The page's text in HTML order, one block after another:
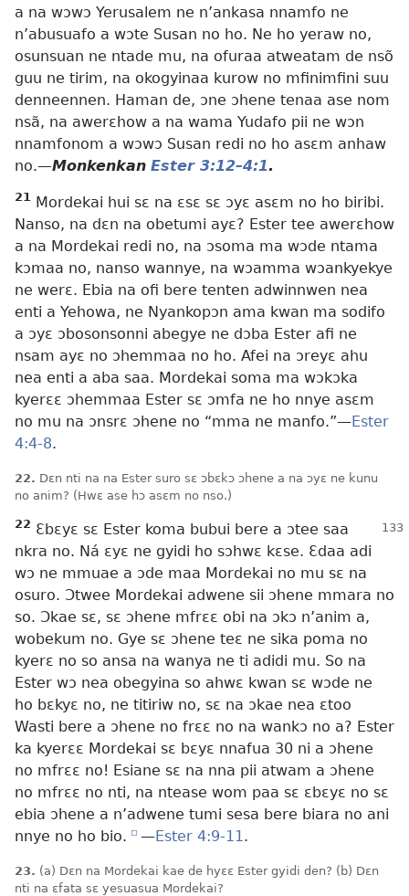
a na wɔwɔ Yerusalem ne n’ankasa nnamfo ne
n’abusuafo a wɔte Susan no ho. Ne ho yeraw no,
osunsuan ne ntade mu, na ofuraa atweatam de nsõ
guu ne tirim, na okogyinaa kurow no mfinimfini suu
denneennen. Haman de, ɔne ɔhene tenaa ase nom
nsã, na awerɛhow a na wama Yudafo pii ne wɔn
nnamfonom a wɔwɔ Susan redi no ho asɛm anhaw
no.—Monkenkan Ester 3:12–4:1.
21 Mordekai hui sɛ na ɛsɛ sɛ ɔyɛ asɛm no ho biribi.
Nanso, na dɛn na obetumi ayɛ? Ester tee awerɛhow
a na Mordekai redi no, na ɔsoma ma wɔde ntama
kɔmaa no, nanso wannye, na wɔamma wɔankyekye
ne werɛ. Ebia na ofi bere tenten adwinnwen nea
enti a Yehowa, ne Nyankopɔn ama kwan ma sodifo
a ɔyɛ ɔbosonsonni abegye ne dɔba Ester afi ne
nsam ayɛ no ɔhemmaa no ho. Afei na ɔreyɛ ahu
nea enti a aba saa. Mordekai soma ma wɔkɔka
kyerɛɛ ɔhemmaa Ester sɛ ɔmfa ne ho nnye asɛm
no mu na ɔnsrɛ ɔhene no “mma ne manfo.”—Ester
4:4-8.
22. Dɛn nti na na Ester suro sɛ ɔbɛkɔ ɔhene a na ɔyɛ ne kunu
no anim? (Hwɛ ase hɔ asɛm no nso.)
22 Ɛbɛyɛ sɛ Ester koma bubui bere a ɔtee saa
nkra no. Ná ɛyɛ ne gyidi ho sɔhwɛ kɛse. Ɛdaa adi
wɔ ne mmuae a ɔde maa Mordekai no mu sɛ na
osuro. Ɔtwee Mordekai adwene sii ɔhene mmara no
so. Ɔkae sɛ, sɛ ɔhene mfrɛɛ obi na ɔkɔ n’anim a,
wobekum no. Gye sɛ ɔhene teɛ ne sika poma no
kyerɛ no so ansa na wanya ne ti adidi mu. So na
Ester wɔ nea obegyina so ahwɛ kwan sɛ wɔde ne
ho bɛkyɛ no, ne titiriw no, sɛ na ɔkae nea ɛtoo
Wasti bere a ɔhene no frɛɛ no na wankɔ no a? Ester
ka kyerɛɛ Mordekai sɛ bɛyɛ nnafua 30 ni a ɔhene
no mfrɛɛ no! Esiane sɛ na nna pii atwam a ɔhene
no mfrɛɛ no nti, na ntease wom paa sɛ ɛbɛyɛ no sɛ
ebia ɔhene a n’adwene tumi sesa bere biara no ani
nnye no ho bio. e —Ester 4:9-11 .
23. (a) Dɛn na Mordekai kae de hyɛɛ Ester gyidi den? (b) Dɛn
nti na ɛfata sɛ yesuasua Mordekai?